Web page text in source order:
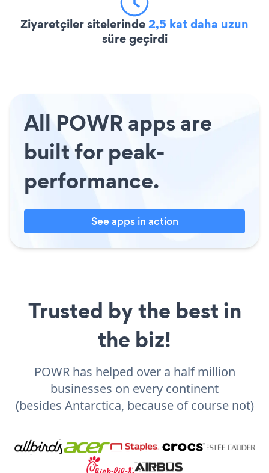
Ziyaretçiler sitelerinde2,5 kat daha uzun
süre geçirdi
All POWR apps are
built for peak-
performance.
See apps in action
Trusted by the best in
the biz!
POWR has helped over a half million
businesses on every continent
(besides Antarctica, because of course not)